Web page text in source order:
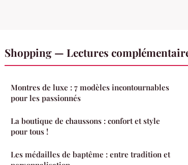
Shopping — Lectures
Montres de luxe : 7 modèles incontournables
pour les passionnés
La boutique de chaussons : confort et style
pour tous !
Les médailles de baptême : entre tradition et